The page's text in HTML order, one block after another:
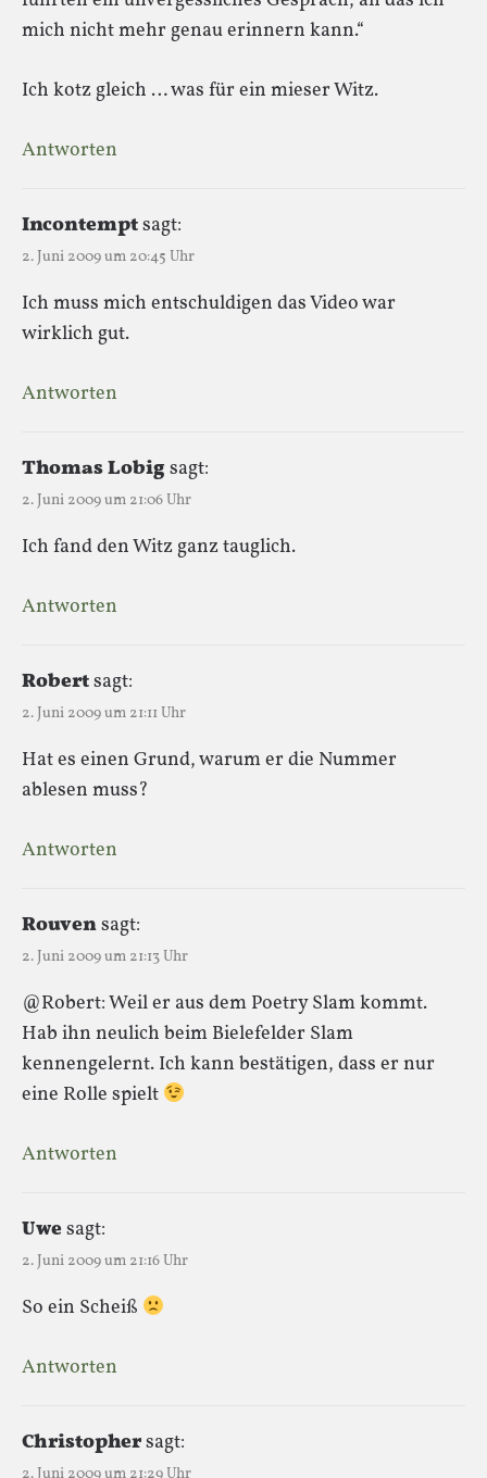
mich nicht mehr genau erinnern kann.“
Ich kotz gleich … was für ein mieser Witz.
Antworten
Incontemptsagt:
2. Juni 2009 um 20:45 Uhr
Ich muss mich entschuldigen das Video war
wirklich gut.
Antworten
Thomas Lobigsagt:
2. Juni 2009 um 21:06 Uhr
Ich fand den Witz ganz tauglich.
Antworten
Robertsagt:
2. Juni 2009 um 21:11 Uhr
Hat es einen Grund, warum er die Nummer
ablesen muss?
Antworten
Rouvensagt:
2. Juni 2009 um 21:13 Uhr
@Robert: Weil er aus dem Poetry Slam kommt.
Hab ihn neulich beim Bielefelder Slam
kennengelernt. Ich kann bestätigen, dass er nur
eine Rolle spielt
Antworten
Uwesagt:
2. Juni 2009 um 21:16 Uhr
So ein Scheiß
Antworten
Christophersagt: